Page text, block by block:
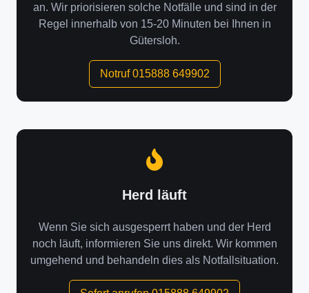
an. Wir priorisieren solche Notfälle und sind in der
Regel innerhalb von 15-20 Minuten bei Ihnen in
Gütersloh.
Notruf 015888 649902
Herd läuft
Wenn Sie sich ausgesperrt haben und der Herd
noch läuft, informieren Sie uns direkt. Wir kommen
umgehend und behandeln dies als Notfallsituation.